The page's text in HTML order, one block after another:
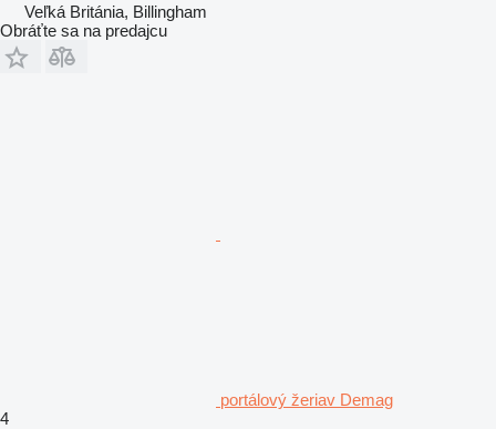
Veľká Británia, Billingham
Obráťte sa na predajcu
portálový žeriav Demag
4